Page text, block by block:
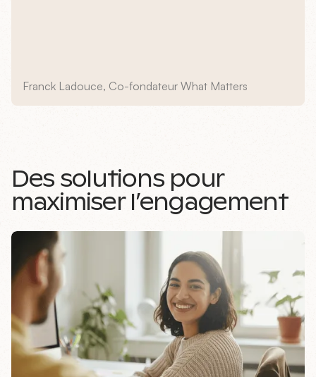
Franck Ladouce, Co-fondateur What Matters
Des solutions pour
maximiser l’engagement